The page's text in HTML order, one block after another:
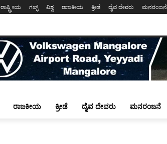
ರಾಷ್ಟ್ರೀಯ ಗಲ್ಫ್ ವಿಶ್ವ ರಾಜಕೀಯ ಕ್ರೀಡೆ ದೈವ ದೇವರು ಮನರಂಜನೆ
ರಾಜಕೀಯ ಕ್ರೀಡೆ ದೈವ ದೇವರು ಮನರಂಜನೆ